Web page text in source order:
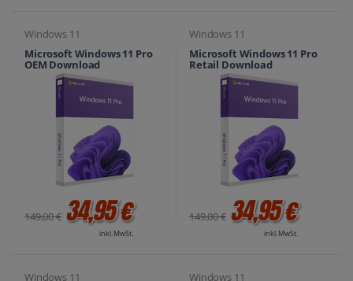
Windows 11
Microsoft Windows 11 Pro
OEM Download
149,00 € 34,95 €
inkl. MwSt.
Windows 11
Microsoft Windows 11 Pro
Retail Download
149,00 € 34,95 €
inkl. MwSt.
Windows 11
Windows 11